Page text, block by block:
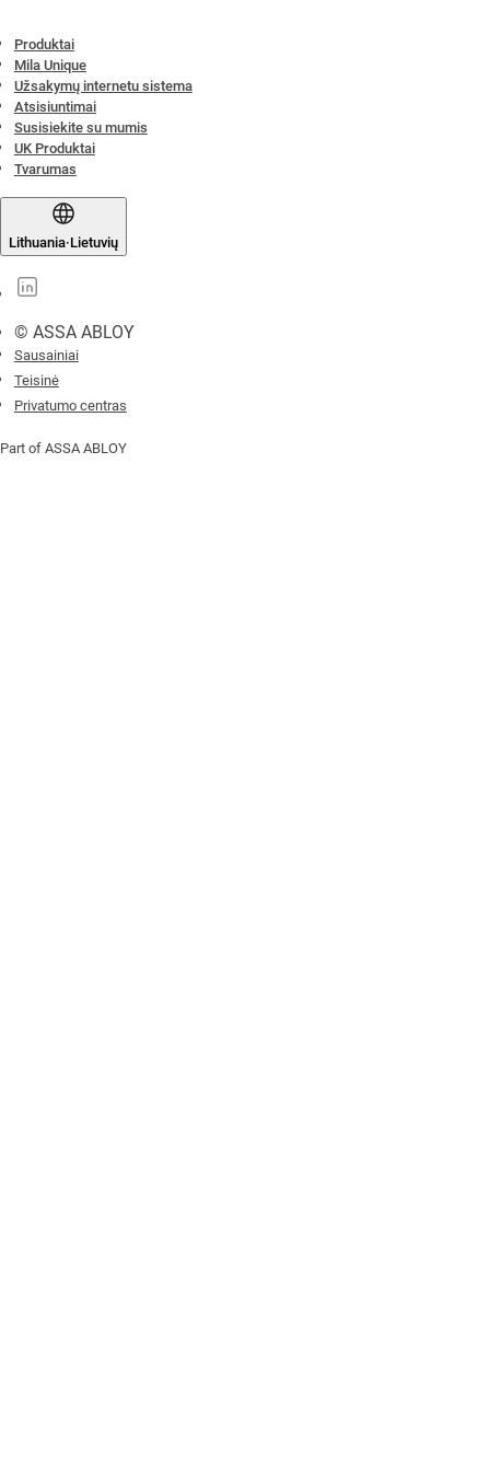
Produktai
Mila Unique
Užsakymų internetu sistema
Atsisiuntimai
Susisiekite su mumis
UK Produktai
Tvarumas
Lithuania·Lietuvių
© ASSA ABLOY
Sausainiai
Teisinė
Privatumo centras
Part of ASSA ABLOY